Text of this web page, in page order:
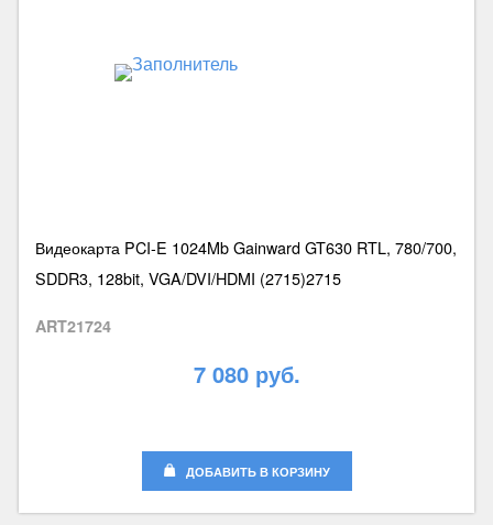
Видеокарта PCI-E 1024Mb Gainward GT630 RTL, 780/700,
SDDR3, 128bit, VGA/DVI/HDMI (2715)2715
ART21724
7 080 руб.
ДОБАВИТЬ В КОРЗИНУ